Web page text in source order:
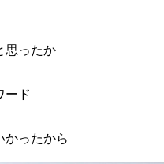
思ったか
ード
かったから